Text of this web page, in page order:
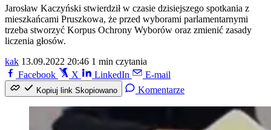
Jarosław Kaczyński stwierdził w czasie dzisiejszego spotkania z
mieszkańcami Pruszkowa, że przed wyborami parlamentarnymi
trzeba stworzyć Korpus Ochrony Wyborów oraz zmienić zasady
liczenia głosów.
kak 13.09.2022 20:46 1 min czytania
Facebook
X LinkedIn E-mail
Kopiuj link Skopiowano Komentarze